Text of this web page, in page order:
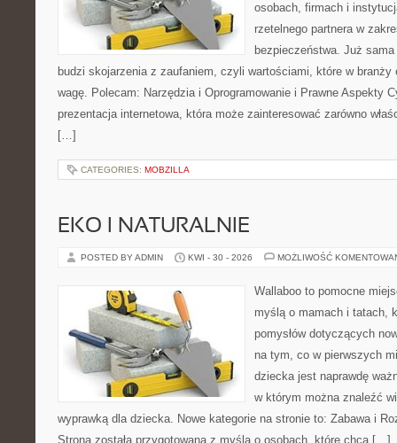
osobach, firmach i
rzetelnego partnera w
bezpieczeństwa. Już
budzi skojarzenia z zaufaniem, czyli wartościami, które w branży
wagę. Polecam: Narzędzia i Oprogramowanie i Prawne Aspekty
prezentacja internetowa, która może zainteresować zarówno
[…]
CATEGORIES: MOBZILLA
EKO I NATURALNIE
POSTED BY ADMIN KWI - 30 - 2026 MOŻLIWOŚĆ
Wallaboo to pomocne
myślą o mamach i tatach,
pomysłów dotyczących
na tym, co w pierwszych
dziecka jest naprawdę
w którym można znaleźć
wyprawką dla dziecka. Nowe kategorie na stronie to: Zabawa i
Strona została przygotowana z myślą o osobach, które chcą […]